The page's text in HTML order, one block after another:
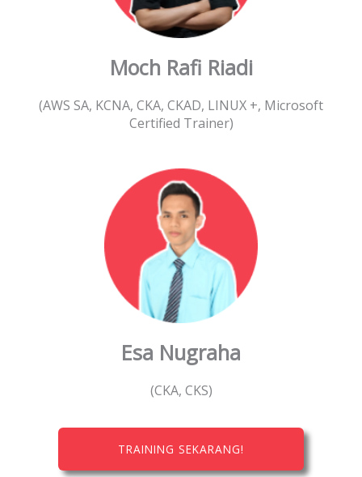
Moch Rafi Riadi
(AWS SA, KCNA, CKA, CKAD, LINUX +, Microsoft
Certified Trainer)
Esa Nugraha
(CKA, CKS)
TRAINING SEKARANG!